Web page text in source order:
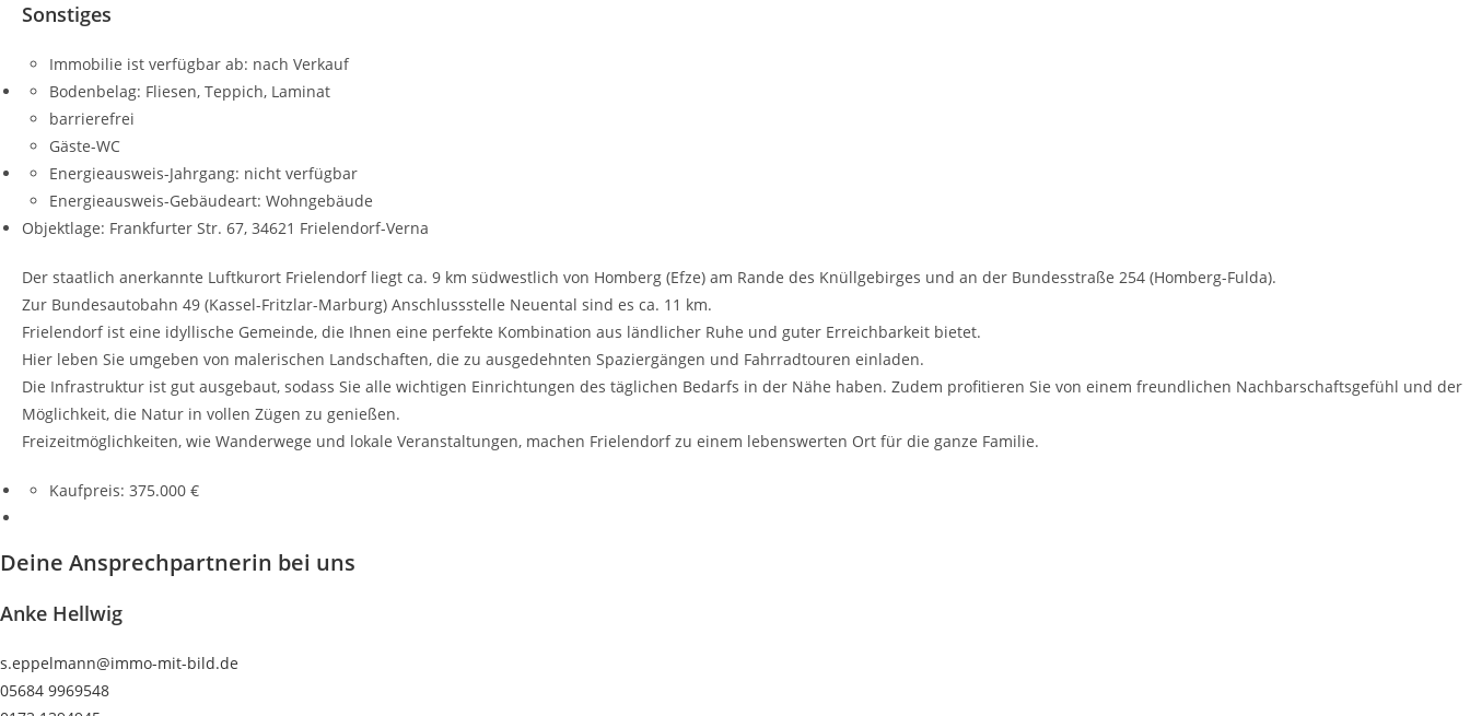
Sonstiges
Immobilie ist verfügbar ab: nach Verkauf
Bodenbelag: Fliesen, Teppich, Laminat
barrierefrei
Gäste-WC
Energieausweis-Jahrgang: nicht verfügbar
Energieausweis-Gebäudeart: Wohngebäude
Objektlage: Frankfurter Str. 67, 34621 Frielendorf-Verna
Der staatlich anerkannte Luftkurort Frielendorf liegt ca. 9 km südwestlich von Homberg (Efze) am Rande des Knüllgebirges und an der Bundesstraße 254 (Homberg-Fulda).
Zur Bundesautobahn 49 (Kassel-Fritzlar-Marburg) Anschlussstelle Neuental sind es ca. 11 km.
Frielendorf ist eine idyllische Gemeinde, die Ihnen eine perfekte Kombination aus ländlicher Ruhe und guter Erreichbarkeit bietet.
Hier leben Sie umgeben von malerischen Landschaften, die zu ausgedehnten Spaziergängen und Fahrradtouren einladen.
Die Infrastruktur ist gut ausgebaut, sodass Sie alle wichtigen Einrichtungen des täglichen Bedarfs in der Nähe haben. Zudem profitieren Sie von einem freundlichen Nachbarschaftsgefühl und der
Möglichkeit, die Natur in vollen Zügen zu genießen.
Freizeitmöglichkeiten, wie Wanderwege und lokale Veranstaltungen, machen Frielendorf zu einem lebenswerten Ort für die ganze Familie.
Kaufpreis: 375.000 €
Deine Ansprechpartnerin bei uns
Anke Hellwig
s.eppelmann@immo-mit-bild.de
05684 9969548